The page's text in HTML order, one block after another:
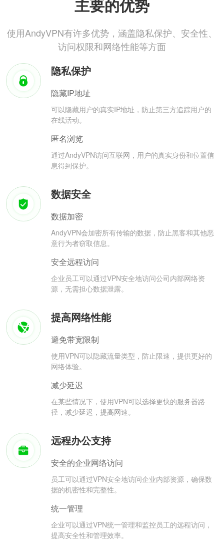
主要的优势
使用AndyVPN有许多优势，涵盖隐私保护、安全性、
访问权限和网络性能等方面
隐私保护
隐藏IP地址
可以隐藏用户的真实IP地址，防止第三方追踪用户的
在线活动。
匿名浏览
通过AndyVPN访问互联网，用户的真实身份和位置信
息得到保护。
数据安全
数据加密
AndyVPN会加密所有传输的数据，防止黑客和其他恶
意行为者窃取信息。
安全远程访问
企业员工可以通过VPN安全地访问公司内部网络资
源，无需担心数据泄露。
提高网络性能
避免带宽限制
使用VPN可以隐藏流量类型，防止限速，提供更好的
网络体验。
减少延迟
在某些情况下，使用VPN可以选择更快的服务器路
径，减少延迟，提高网速。
远程办公支持
安全的企业网络访问
员工可以通过VPN安全地访问企业内部资源，确保数
据的机密性和完整性。
统一管理
企业可以通过VPN统一管理和监控员工的远程访问，
提高安全性和管理效率。